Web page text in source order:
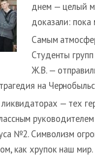
днем — целый
доказали:
Самым
Студенты
Ж.В. —
на
— тех
№2. Символизм
как хрупок наш мир.